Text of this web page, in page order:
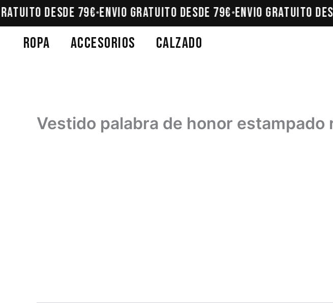
Ir
al
DESDE 79€•ENVÍO GRATUITO DESDE 79€•ENVÍO GRATUITO
Ropa Accesorios Calzado
Vestido palabra de honor estampado